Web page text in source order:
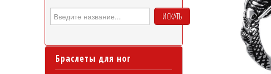
ИСКАТЬ
Браслеты для ног